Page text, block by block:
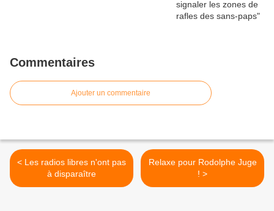
Commentaires
Ajouter un commentaire
< Les radios libres n'ont pas
à disparaître
Relaxe pour Rodolphe Juge
! >